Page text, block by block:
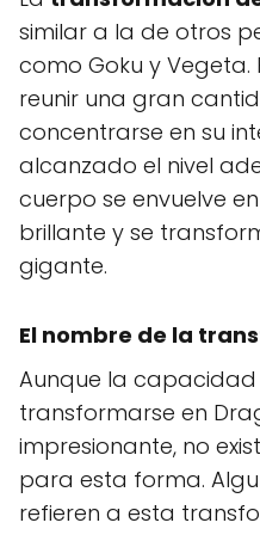
similar a la de otros
como Goku y
reunir una gran
concentrarse en su
alcanzado el nivel
cuerpo se envuelve
brillante y se
gigante.
El nombre de la
Aunque la
transformarse en
impresionante, no
para esta forma.
refieren a esta